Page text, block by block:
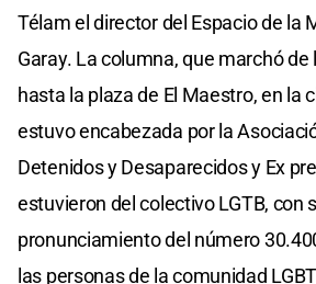
Télam el director del Espacio de la
Garay. La columna, que marchó de
hasta la plaza de El Maestro, en la
estuvo encabezada por la
Detenidos y Desaparecidos y Ex
estuvieron del colectivo LGTB, con
pronunciamiento del número
las personas de la comunidad